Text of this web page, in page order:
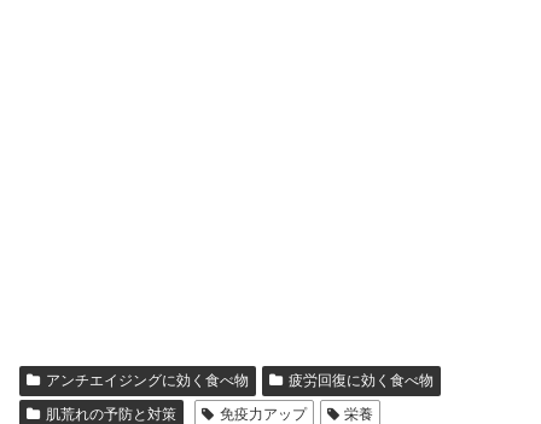
アンチエイジングに効く食べ物
疲労回復に効く食べ物
肌荒れの予防と対策
免疫力アップ 栄養